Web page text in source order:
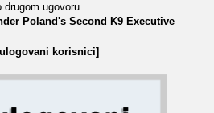
drugom ugovoru
Poland's Second K9 Executive
korisnici]